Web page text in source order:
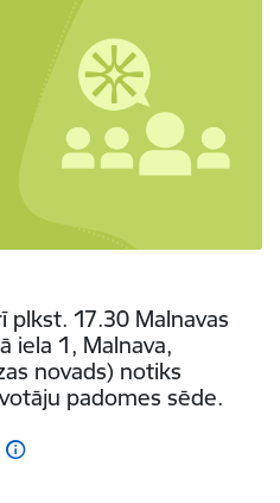
plkst. 17.30 Malnavas
iela 1, Malnava,
novads) notiks
padomes sēde.